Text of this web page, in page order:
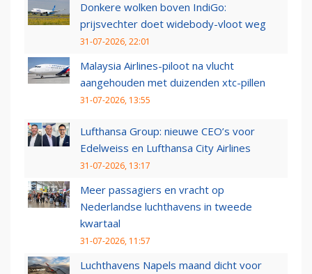
Donkere wolken boven IndiGo:
prijsvechter doet widebody-vloot weg
31-07-2026, 22:01
Malaysia Airlines-piloot na vlucht
aangehouden met duizenden xtc-pillen
31-07-2026, 13:55
Lufthansa Group: nieuwe CEO’s voor
Edelweiss en Lufthansa City Airlines
31-07-2026, 13:17
Meer passagiers en vracht op
Nederlandse luchthavens in tweede
kwartaal
31-07-2026, 11:57
Luchthavens Napels maand dicht voor